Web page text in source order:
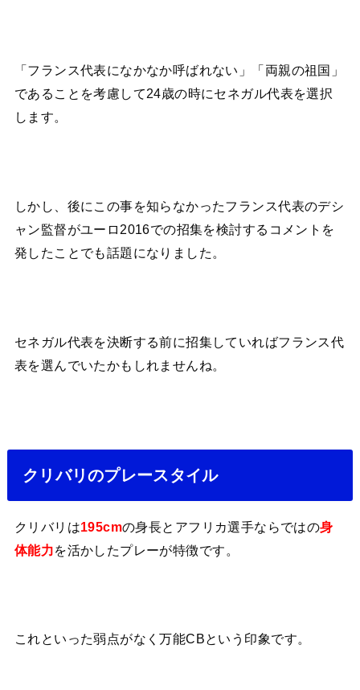
「フランス代表になかなか呼ばれない」「両親の祖国」
であることを考慮して24歳の時にセネガル代表を選択
します。
しかし、後にこの事を知らなかったフランス代表のデシ
ャン監督がユーロ2016での招集を検討するコメントを
発したことでも話題になりました。
セネガル代表を決断する前に招集していればフランス代
表を選んでいたかもしれませんね。
クリバリのプレースタイル
クリバリは195cmの身長とアフリカ選手ならではの身
体能力を活かしたプレーが特徴です。
これといった弱点がなく万能CBという印象です。